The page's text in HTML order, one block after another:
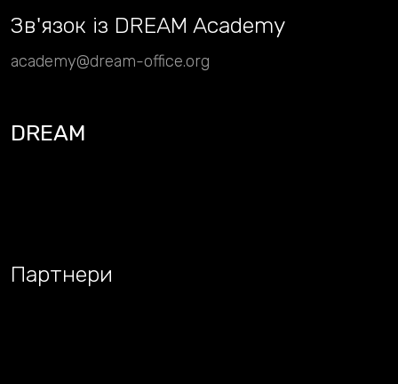
academy@dream-office.org
Партнери
DREAM
Зв'язок із DREAM Academy